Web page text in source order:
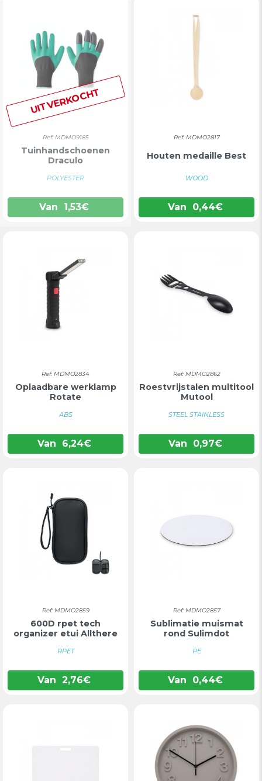
UITVERKOCHT
Ref: MDMO9185
Tuinhandschoenen
Draculo
POLYESTER
Van 1,53€
Ref: MDMO2817
Houten medaille Best
WOOD
Van 0,44€
Ref: MDMO2834
Oplaadbare werklamp
Rotate
ABS
Van 6,24€
Ref: MDMO2862
Roestvrijstalen multitool
Mutool
STEEL STAINLESS
Van 0,97€
Ref: MDMO2859
600D rpet tech
organizer etui Allthere
RPET
Van 2,76€
Ref: MDMO2857
Sublimatie muismat
rond Sulimdot
PE
Van 0,44€